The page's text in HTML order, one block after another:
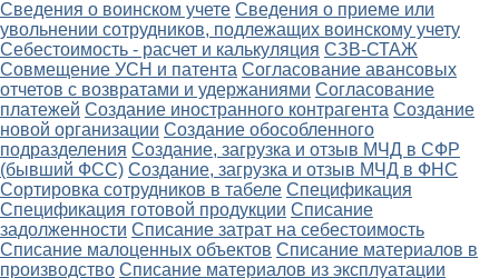
Сведения о воинском учете Сведения о приеме или
увольнении сотрудников, подлежащих воинскому учету
Себестоимость - расчет и калькуляция СЗВ-СТАЖ
Совмещение УСН и патента Согласование авансовых
отчетов с возвратами и удержаниями Согласование
платежей Создание иностранного контрагента Создание
новой организации Создание обособленного
подразделения Создание, загрузка и отзыв МЧД в СФР
(бывший ФСС) Создание, загрузка и отзыв МЧД в ФНС
Сортировка сотрудников в табеле Спецификация
Спецификация готовой продукции Списание
задолженности Списание затрат на себестоимость
Списание малоценных объектов Списание материалов в
производство Списание материалов из эксплуатации